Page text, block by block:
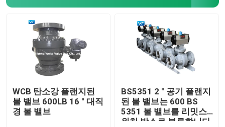
WCB 탄소강 플랜지된
볼 밸브 600LB 16 " 대직
경 볼 밸브
BS5351 2 " 공기 플랜지
된 볼 밸브는 600 BS
5351 볼 밸브를 리밋스
위치 박스로 분류합니다